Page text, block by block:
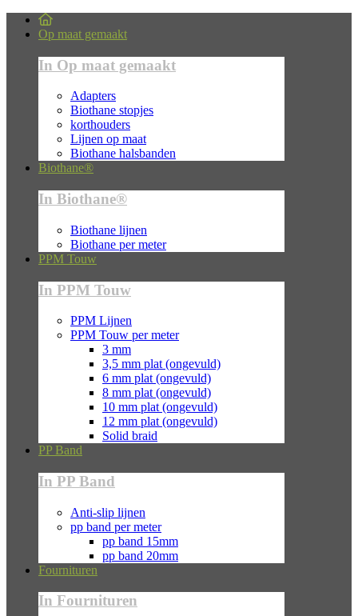
Op maat gemaakt
In Op maat gemaakt
Adapters
Biothane stopjes
korthouders
Lijnen op maat
Biothane halsbanden
Biothane®
In Biothane®
Biothane lijnen
Biothane per meter
PPM Touw
In PPM Touw
PPM Lijnen
PPM Touw per meter
3 mm
3,5 mm plat (ongevuld)
6 mm plat (ongevuld)
8 mm plat (ongevuld)
10 mm plat (ongevuld)
12 mm plat (ongevuld)
Solid braid
PP Band
In PP Band
Anti-slip lijnen
pp band per meter
pp band 15mm
pp band 20mm
Fournituren
In Fournituren